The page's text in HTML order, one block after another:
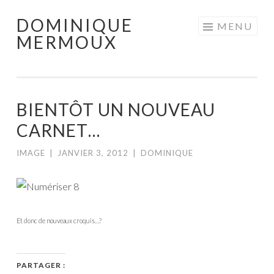
Aller
au
DOMINIQUE
MERMOUX
MENU
BIENTÔT UN NOUVEAU
CARNET…
IMAGE JANVIER 3, 2012 DOMINIQUE
Et donc de nouveaux croquis…?
PARTAGER :